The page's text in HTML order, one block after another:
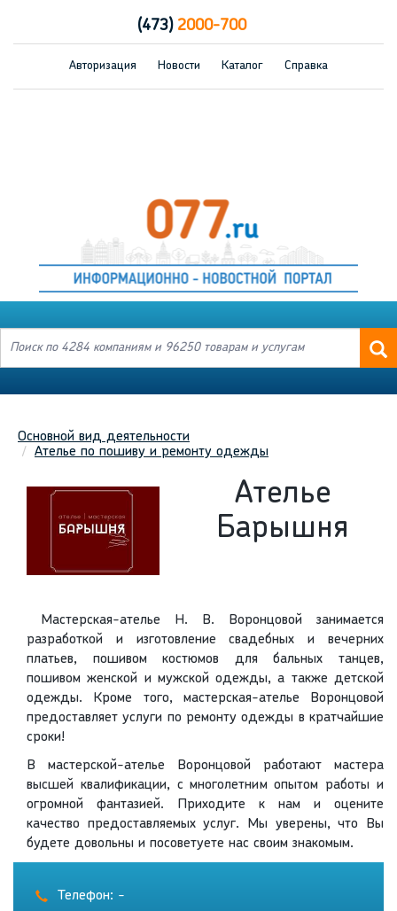
(473)2000-700
Авторизация Новости Каталог Справка
Основной вид деятельности
Ателье по пошиву и ремонту одежды
Ателье
Барышня
Мастерская-ателье Н. В. Воронцовой занимается
разработкой и изготовление свадебных и вечерних
платьев, пошивом костюмов для бальных танцев,
пошивом женской и мужской одежды, а также детской
одежды. Кроме того, мастерская-ателье Воронцовой
предоставляет услуги по ремонту одежды в кратчайшие
сроки!
В мастерской-ателье Воронцовой работают мастера
высшей квалификации, с многолетним опытом работы и
огромной фантазией. Приходите к нам и оцените
качество предоставляемых услуг. Мы уверены, что Вы
будете довольны и посоветуете нас своим знакомым.
Телефон: -